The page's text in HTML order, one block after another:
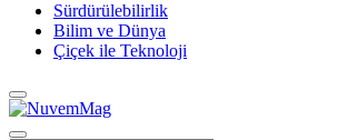
Sürdürülebilirlik
Bilim ve Dünya
Çiçek ile Teknoloji